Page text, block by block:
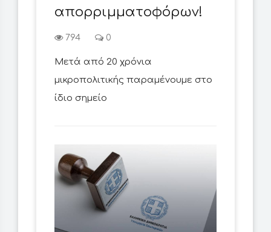
απορριμματοφόρων!
794 0
Μετά από 20 χρόνια
μικροπολιτικής παραμένουμε στο
ίδιο σημείο